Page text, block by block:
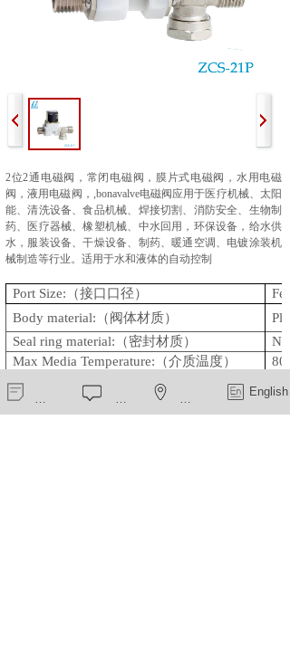
2位2通电磁阀，常闭电磁阀， 膜片式电磁阀，水用电磁
阀，液用电磁阀， ,bonavalve电磁阀应用于医疗机械、太阳
能、清洗设备、食品机械、焊接切割、消防安全、生物制
药、医疗器械、橡塑机械、中水回用，环保设备，给水供
水，服装设备、干燥设备、制药、暖通空调、电镀涂装机
械制造等行业。 适用于水和液体的自动控制
Port Size: （接口口径）
Body material: （阀体材质）
Seal ring material: （密封材质）
Max Media Temperature: （介质温度） 80
Voltage available:
（可选电压）
Protection Class（防护等级） IP65
在线留言 English